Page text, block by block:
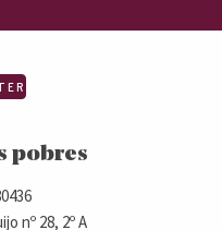
pobres
nº 28, 2º A